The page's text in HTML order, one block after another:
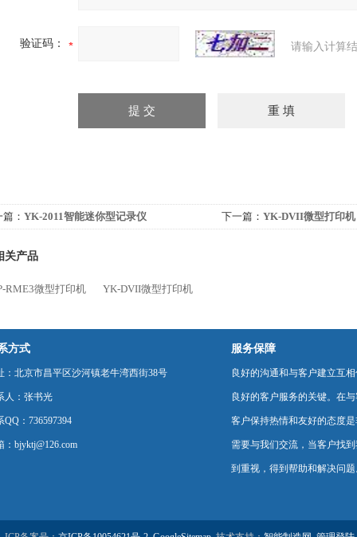
验证码： 请输入计算
： YK-2011智能迷你型记录仪 下一篇： YK-DVII微型打印机
关产品
RME3微型打印机 YK-DVII微型打印机
方式
：北京市昌平区沙河镇老牛湾西街38号
人：张书光
QQ：736597394
：bjyktj@126.com
服务保障
良好的沟通和与客户建立互
良好的客户服务的关键。在
客户保持热情和友好的态度
需要与我们交流，当客户找
到重视，得到帮助和解决问